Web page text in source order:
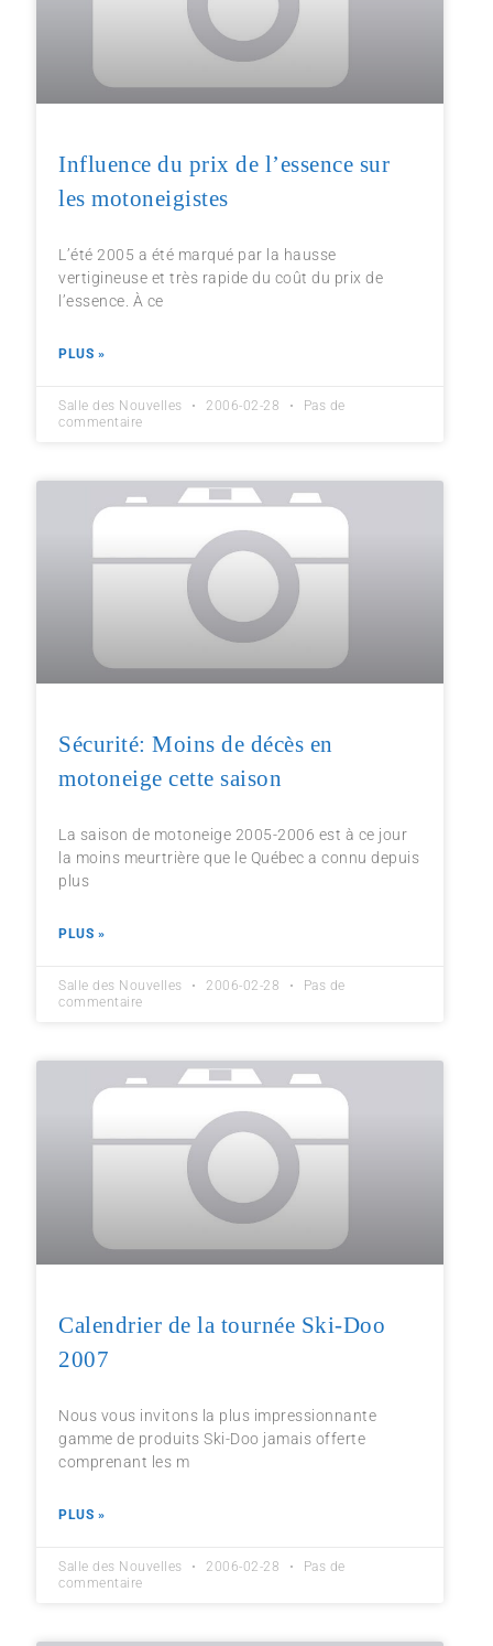
Influence du prix de l’essence sur
les motoneigistes
L’été 2005 a été marqué par la hausse
vertigineuse et très rapide du coût du prix de
l’essence. À ce
PLUS »
Salle des Nouvelles 2006-02-28
Pas de
commentaire
Sécurité: Moins de décès en
motoneige cette saison
La saison de motoneige 2005-2006 est à ce jour
la moins meurtrière que le Québec a connu depuis
plus
PLUS »
Salle des Nouvelles 2006-02-28
Pas de
commentaire
Calendrier de la tournée Ski-Doo
2007
Nous vous invitons la plus impressionnante
gamme de produits Ski-Doo jamais offerte
comprenant les m
PLUS »
Salle des Nouvelles 2006-02-28
Pas de
commentaire